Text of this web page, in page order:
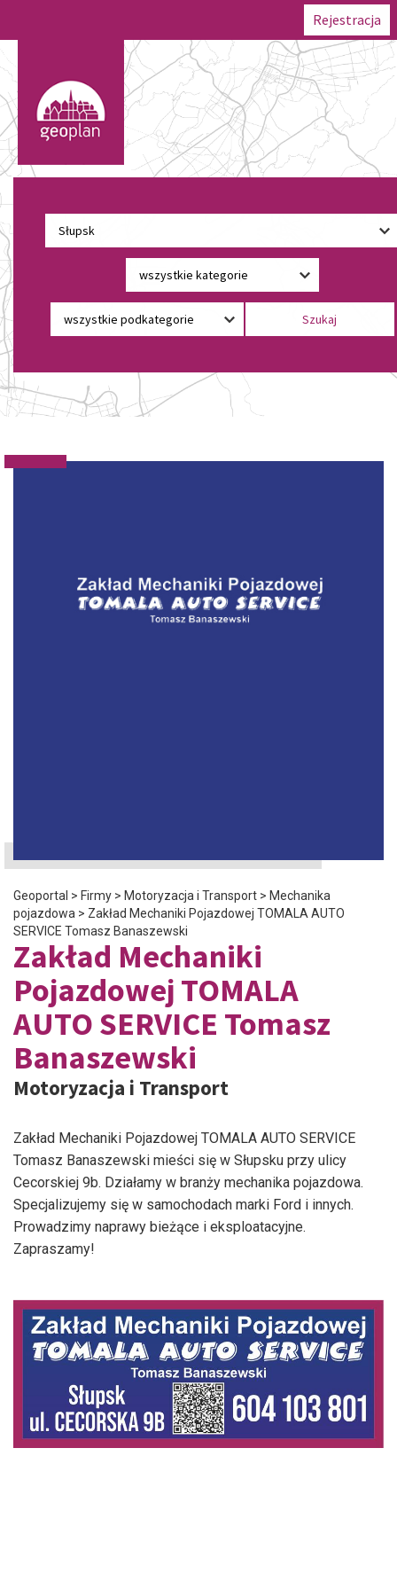
Rejestracja
Geoportal > Firmy > Motoryzacja i Transport > Mechanika
pojazdowa > Zakład Mechaniki Pojazdowej TOMALA AUTO
SERVICE Tomasz Banaszewski
Zakład Mechaniki
Pojazdowej TOMALA
AUTO SERVICE Tomasz
Banaszewski
Motoryzacja i Transport
Zakład Mechaniki Pojazdowej TOMALA AUTO SERVICE
Tomasz Banaszewski mieści się w Słupsku przy ulicy
Cecorskiej 9b. Działamy w branży mechanika pojazdowa.
Specjalizujemy się w samochodach marki Ford i innych.
Prowadzimy naprawy bieżące i eksploatacyjne.
Zapraszamy!